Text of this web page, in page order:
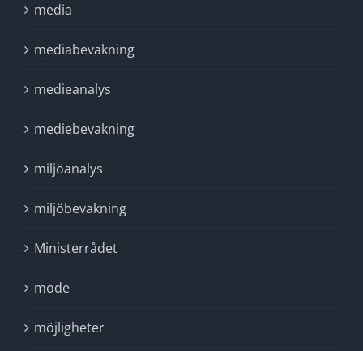
media
mediabevakning
medieanalys
mediebevakning
miljöanalys
miljöbevakning
Ministerrådet
mode
möjligheter